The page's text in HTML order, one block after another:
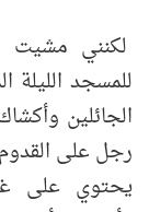
لكنني مشيت
للمسجد الليلة
الجائلين
رجل على
يحتوي على